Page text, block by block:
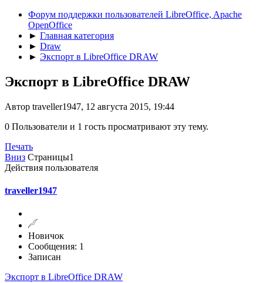
Форум поддержки пользователей LibreOffice, Apache
OpenOffice
► Главная категория
► Draw
► Экспорт в LibreOffice DRAW
Экспорт в LibreOffice DRAW
Автор traveller1947, 12 августа 2015, 19:44
0 Пользователи и 1 гость просматривают эту тему.
Печать
Вниз Страницы1
Действия пользователя
traveller1947
Новичок
Сообщения: 1
Записан
Экспорт в LibreOffice DRAW